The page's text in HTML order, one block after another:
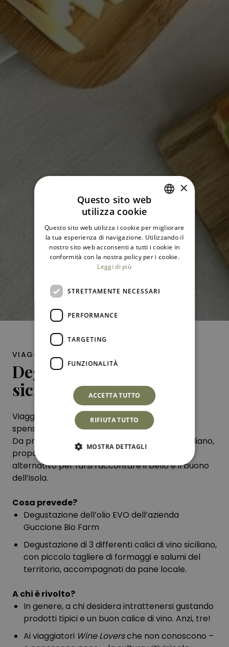
VIAGGIO AL CALICE
Degustazione di vini
siciliani
Viaggio al calice è la nostra idea per una
spensierata degustazione dei vini siciliani.
Da promotori ed ammiratori del territorio siciliano,
proponiamo a tutti i nostri ospiti un modo
alternativo per farsi raccontare il bello e il buono
dell’isola.
Cosa prevede?
Degustazione dell’olio EVO dell’azienda
Guccione Bio Farm
Degustazione di 3 differenti calici di vino siciliano,
con piccolo tagliere di formaggi e salumi del
territorio, accompagnati da pane locale.
A chi è rivolto?
In genere, a chi desidera intrattenersi gustando
prodotti tipici e un buon calice di vino. Anzi, tre!
Ai viaggiatori Wine Loversche non conoscono –
ENGLISH
×
Questo sito web
utilizza cookie
Questo sito web utilizza i cookie per migliorare
la tua esperienza di navigazione. Utilizzando il
nostro sito web acconsenti a tutti i cookie in
conformità con la nostra policy per i cookie.
Leggi di più
STRETTAMENTE NECESSARI
PERFORMANCE
TARGETING
FUNZIONALITÀ
ACCETTA TUTTO
RIFIUTA TUTTO
MOSTRA DETTAGLI